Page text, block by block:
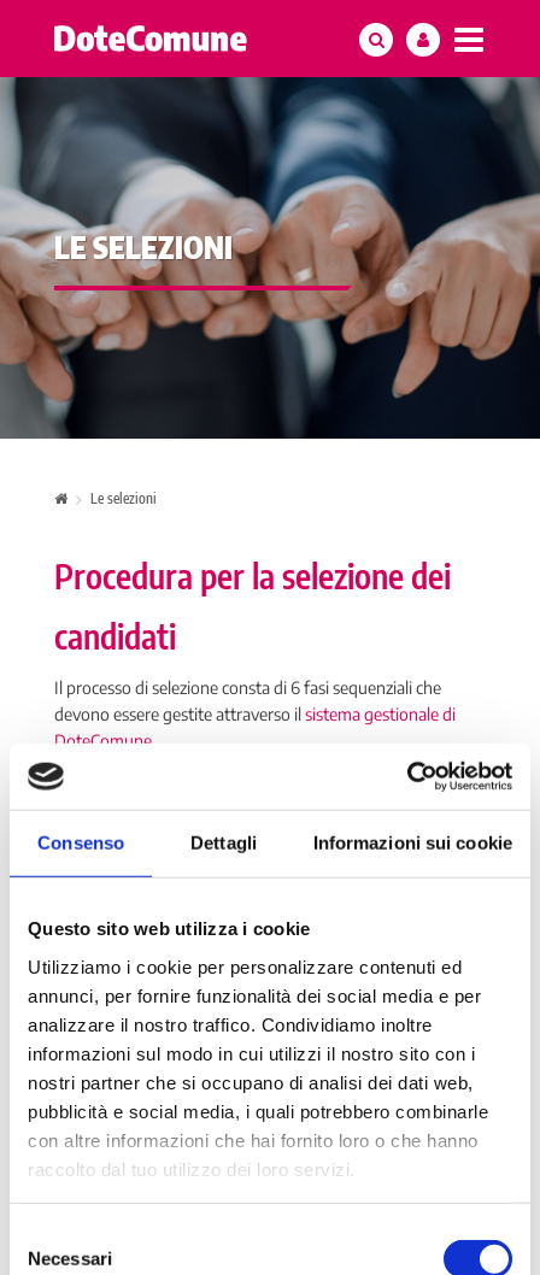
Consenso Dettagli Informazioni sui cookie
Questo sito web utilizza i cookie
Utilizziamo i cookie per personalizzare contenuti ed
annunci, per fornire funzionalità dei social media e per
analizzare il nostro traffico. Condividiamo inoltre
informazioni sul modo in cui utilizzi il nostro sito con i
nostri partner che si occupano di analisi dei dati web,
pubblicità e social media, i quali potrebbero combinarle
con altre informazioni che hai fornito loro o che hanno
raccolto dal tuo utilizzo dei loro servizi.
delNecessari
LE SELEZIONI
Le selezioni
Procedura per la selezione dei
candidati
Il processo di selezione consta di 6 fasi sequenziali che
devono essere gestite attraverso ilsistema gestionale di
DoteComune
L’accesso è consentito con login e password, ogni progetto
Nelmanuale allegatosono riportate le indicazioni
La valutazione dei titoli di
studio
I punteggi da assegnare ai titoli di studio sono calcolati
automaticamente dal sistema e fanno riferimento alla
griglia di valutazione sotto riportata.
Licenza elementare = 2 punti
Diploma di scuola superiore di 2-3 anni = 4 punti